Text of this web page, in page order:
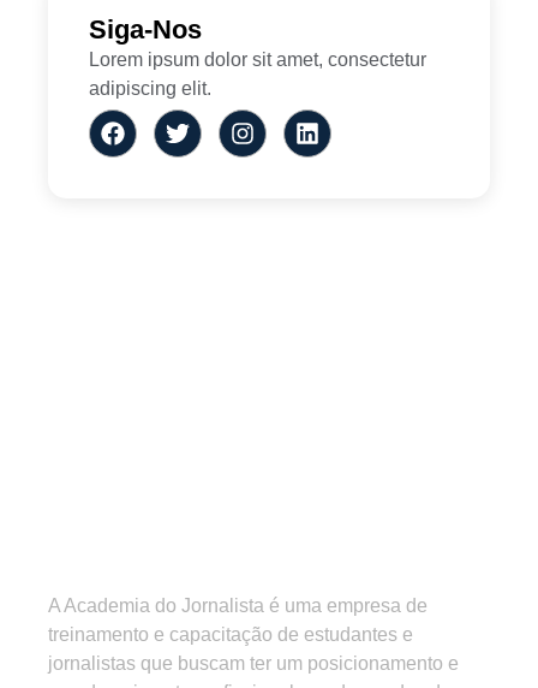
Siga-Nos
Lorem ipsum dolor sit amet, consectetur
adipiscing elit.
A Academia do Jornalista é uma empresa de
treinamento e capacitação de estudantes e
jornalistas que buscam ter um posicionamento e